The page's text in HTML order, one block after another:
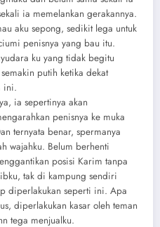
ia memelankan gerakannya.
aku sepong, sedikit lega untuk
penisnya yang bau itu.
ku yang tidak begitu
putih ketika dekat
ini.
ia sepertinya akan
penisnya ke muka
ternyata benar, spermanya
wajahku. Belum berhenti
posisi Karim tanpa
tak di kampung sendiri
diperlakukan seperti ini. Apa
diperlakukan kasar oleh teman
tega menjualku.